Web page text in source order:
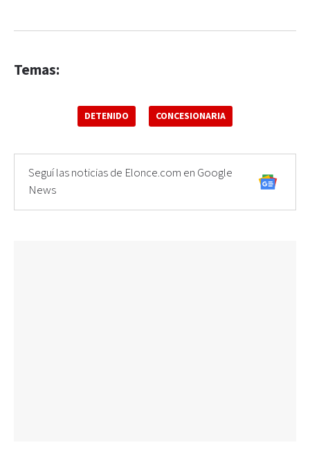
Temas:
DETENIDO CONCESIONARIA
Seguí las noticias de Elonce.com en Google
News